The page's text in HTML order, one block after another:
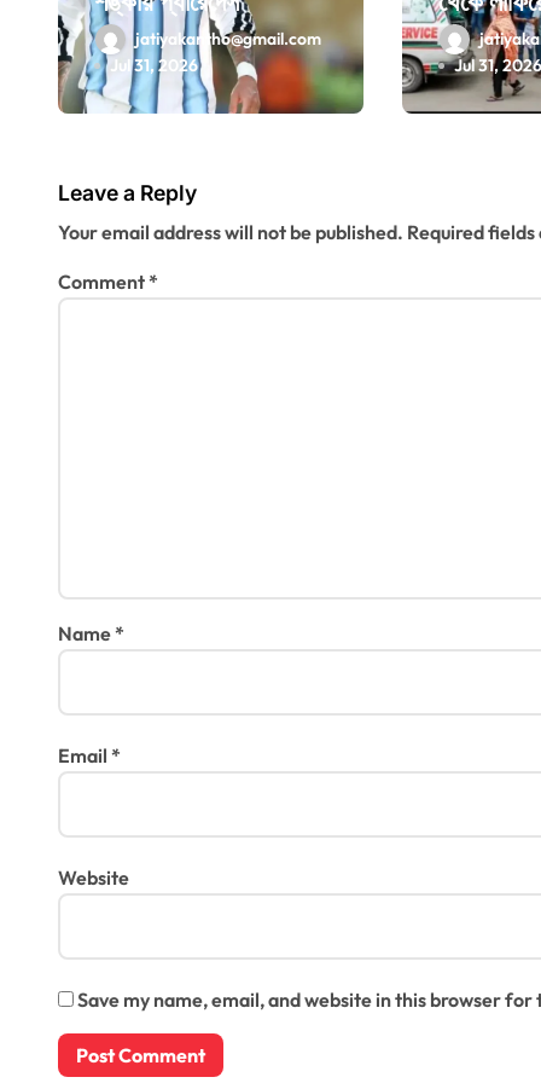
o
n
jatiyakantho@gmail.com
Jul 31, 2026
মৃত্যু
Jul 31, 2026
Leave a Reply
Your email address will not be published. Required
Comment*
Name*
Email *
Website
Save my name, email, and website in this browser